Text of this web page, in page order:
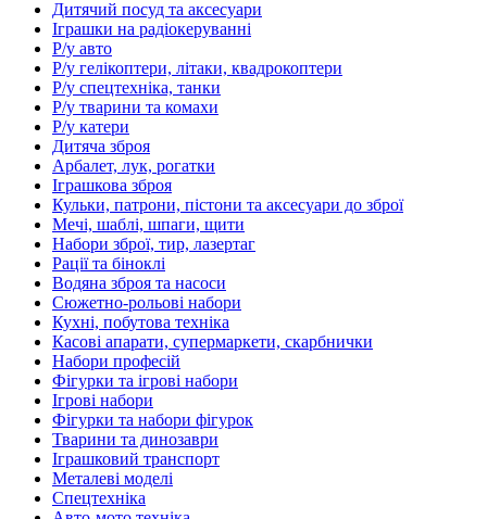
Дитячий посуд та аксесуари
Іграшки на радіокеруванні
Р/у авто
Р/у гелікоптери, літаки, квадрокоптери
Р/у спецтехніка, танки
Р/у тварини та комахи
Р/у катери
Дитяча зброя
Арбалет, лук, рогатки
Іграшкова зброя
Кульки, патрони, пістони та аксесуари до зброї
Мечі, шаблі, шпаги, щити
Набори зброї, тир, лазертаг
Рації та біноклі
Водяна зброя та насоси
Сюжетно-рольові набори
Кухні, побутова техніка
Касові апарати, супермаркети, скарбнички
Набори професій
Фігурки та ігрові набори
Ігрові набори
Фігурки та набори фігурок
Тварини та динозаври
Іграшковий транспорт
Металеві моделі
Спецтехніка